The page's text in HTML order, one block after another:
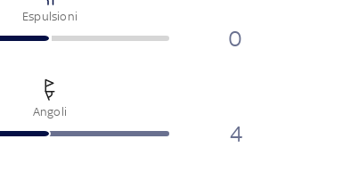
Espulsioni
0
Angoli
4